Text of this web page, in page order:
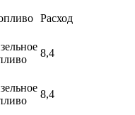
Расход
8,4
8,4